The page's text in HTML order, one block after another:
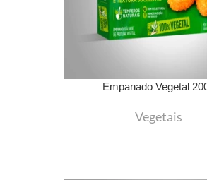
Empanado Vegetal
Vegetais